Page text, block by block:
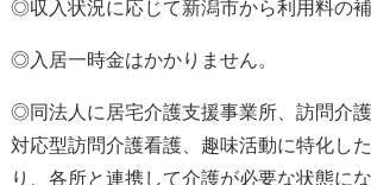
◎収入状況に応じて新潟市から利用料の補
◎入居一時金はかかりません。
◎同法人に居宅介護支援事業所、訪問介
対応型訪問介護看護、趣味活動に特化し
り、各所と連携して介護が必要な状態に